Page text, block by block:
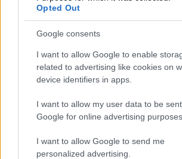
Opted Out
Google consents
I want to allow Google to enable
related to advertising like cookies on
device identifiers in apps.
I want to allow my user data to be
Google for online advertising purposes.
I want to allow Google to send me
personalized advertising.
előadása a francia
hűséges rendezésében tökéletesen
összekapcsolódott a német díszlet
színpadképek: francia kisvárosi tér,
hálószoba, a börtön Le Havre
puszta sivatag New Orleans
beillettek Puccini elképzelésébe,
principális énekes, a finn szoprán
Manon Lescaut és az orosz tenor
Des Grieuxszerepében. Mattila a
idősnek tűnt a tinédzser Manon